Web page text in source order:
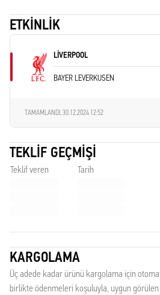
ETKINLIK
LIVERPOOL
BAYER LEVERKUSEN
TAMAMLANDI,30.12.2024 12:52
TEKLIF GEÇMIŞI
Teklif veren Tarih
KARGOLAMA
Üç adede kadar ürünü kargolama için
birlikte ödenmeleri koşuluyla, uygun